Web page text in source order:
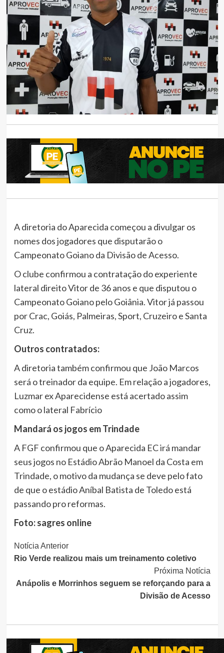
A diretoria do Aparecida começou a divulgar os
nomes dos jogadores que disputarão o
Campeonato Goiano da Divisão de Acesso.
O clube confirmou a contratação do experiente
lateral direito Vitor de 36 anos e que disputou o
Campeonato Goiano pelo Goiânia. Vitor já passou
por Crac, Goiás, Palmeiras, Sport, Cruzeiro e Santa
Cruz.
Outros contratados:
A diretoria também confirmou que João Marcos
será o treinador da equipe. Em relação a jogadores,
Luzmar ex Aparecidense está acertado assim
como o lateral Fabrício
Mandará os jogos em Trindade
A FGF confirmou que o Aparecida EC irá mandar
seus jogos no Estádio Abrão Manoel da Costa em
Trindade, o motivo da mudança se deve pelo fato
de que o estádio Aníbal Batista de Toledo está
passando pro reformas.
Foto: sagres online
Continue
Lendo
Notícia Anterior
Rio Verde realizou mais um treinamento coletivo
Próxima Notícia
Anápolis e Morrinhos seguem se reforçando para a
Divisão de Acesso